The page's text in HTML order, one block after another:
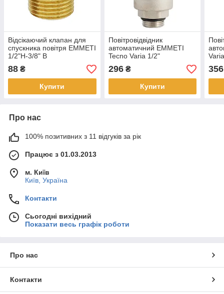
Відсікаючий клапан для
спускника повітря EMMETI
1/2"Н-3/8" В
88 ₴
Купити
Повітровідвідник
автоматичний EMMETI
Tecno Varia 1/2"
296₴
Купити
356
Про нас
100% позитивних з 11 відгуків за рік
Працює з 01.03.2013
м. Київ
Київ, Україна
Контакти
Сьогодні вихідний
Показати весь графік роботи
Про нас
Контакти